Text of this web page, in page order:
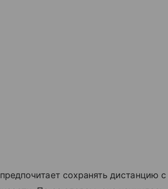
сохранять дистанцию